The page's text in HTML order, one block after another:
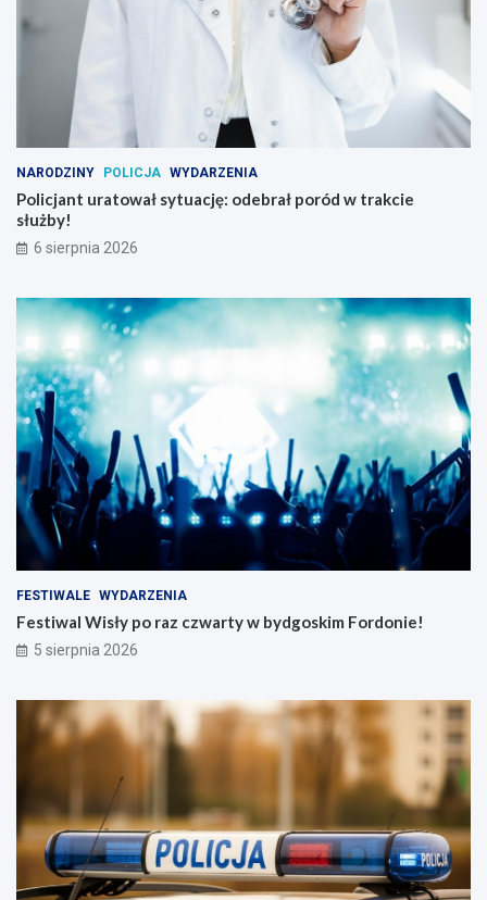
NARODZINY POLICJA WYDARZENIA
Policjant uratował sytuację: odebrał poród w trakcie
służby!
6 sierpnia 2026
FESTIWALE WYDARZENIA
Festiwal Wisły po raz czwarty w bydgoskim Fordonie!
5 sierpnia 2026